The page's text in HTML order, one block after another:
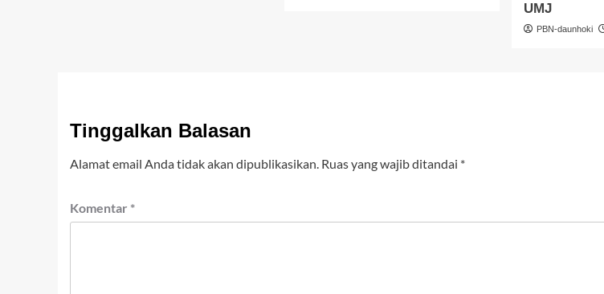
UMJ
PBN-daunhoki
Tinggalkan Balasan
Alamat email Anda tidak akan dipublikasikan. Ruas yang wajib ditandai *
Komentar *